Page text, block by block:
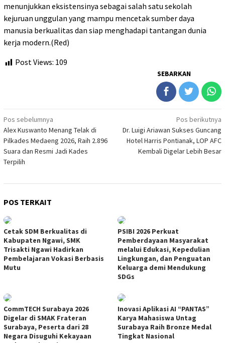
menunjukkan eksistensinya sebagai salah satu sekolah
kejuruan unggulan yang mampu mencetak sumber daya
manusia berkualitas dan siap menghadapi tantangan dunia
kerja modern.(Red)
Post Views: 109
SEBARKAN
Navigasi
pos
Pos sebelumnya
Alex Kuswanto Menang Telak di
Pilkades Medaeng 2026, Raih 2.896
Suara dan Resmi Jadi Kades
Terpilih
Pos berikutnya
Dr. Luigi Ariawan Sukses Guncang
Hotel Harris Pontianak, LOP AFC
Kembali Digelar Lebih Besar
POS TERKAIT
Cetak SDM Berkualitas di
Kabupaten Ngawi, SMK
Trisakti Ngawi Hadirkan
Pembelajaran Vokasi Berbasis
Mutu
PSIBI 2026 Perkuat
Pemberdayaan Masyarakat
melalui Edukasi, Kepedulian
Lingkungan, dan Penguatan
Keluarga demi Mendukung
SDGs
CommTECH Surabaya 2026
Digelar di SMAK Frateran
Surabaya, Peserta dari 28
Negara Disuguhi Kekayaan
Inovasi Aplikasi AI “PANTAS”
Karya Mahasiswa Untag
Surabaya Raih Bronze Medal
Tingkat Nasional